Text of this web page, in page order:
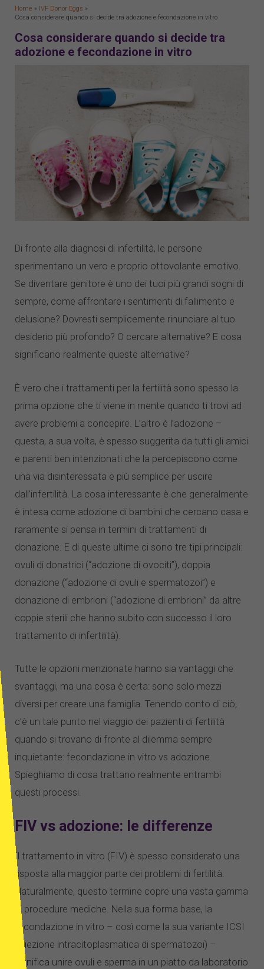
Home
IVF Donor Eggs
Cosa considerare quando si decide tra adozione e fecondazione in vitro
Cosa considerare quando si decide tra
adozione e fecondazione in vitro
Di fronte alla diagnosi di infertilità, le persone
sperimentano un vero e proprio ottovolante emotivo.
Se diventare genitore è uno dei tuoi più grandi sogni di
sempre, come affrontare i sentimenti di fallimento e
delusione? Dovresti semplicemente rinunciare al tuo
desiderio più profondo? O cercare alternative? E cosa
significano realmente queste alternative?
È vero che i trattamenti per la fertilità sono spesso la
prima opzione che ti viene in mente quando ti trovi ad
avere problemi a concepire. L’altro è l’adozione –
questa, a sua volta, è spesso suggerita da tutti gli amici
e parenti ben intenzionati che la percepiscono come
una via disinteressata e più semplice per uscire
dall’infertilità. La cosa interessante è che generalmente
è intesa come adozione di bambini che cercano casa e
raramente si pensa in termini di trattamenti di
donazione. E di queste ultime ci sono tre tipi principali:
ovuli di donatrici (“adozione di ovociti”), doppia
donazione (“adozione di ovuli e spermatozoi”) e
donazione di embrioni (“adozione di embrioni” da altre
coppie sterili che hanno subito con successo il loro
trattamento di infertilità).
Tutte le opzioni menzionate hanno sia vantaggi che
svantaggi, ma una cosa è certa: sono solo mezzi
diversi per creare una famiglia. Tenendo conto di ciò,
c’è un tale punto nel viaggio dei pazienti di fertilità
quando si trovano di fronte al dilemma sempre
inquietante: fecondazione in vitro vs adozione.
Spieghiamo di cosa trattano realmente entrambi
questi processi.
FIV vs adozione: le differenze
Il trattamento in vitro (FIV) è spesso considerato una
risposta alla maggior parte dei problemi di fertilità.
Naturalmente, questo termine copre una vasta gamma
di procedure mediche. Nella sua forma base, la
fecondazione in vitro – così come la sua variante ICSI
(iniezione intracitoplasmatica di spermatozoi) –
significa unire ovuli e sperma in un piatto da laboratorio